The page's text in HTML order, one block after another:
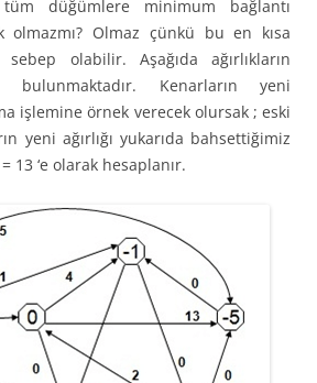
tüm düğümlere minimum bağlantı
olmazmı? Olmaz çünkü bu en kısa
olabilir. Aşağıda ağırlıkların
bulunmaktadır. Kenarların yeni
işlemine örnek verecek olursak ; eski
yeni ağırlığı yukarıda bahsettiğimiz
13 ‘e olarak hesaplanır.